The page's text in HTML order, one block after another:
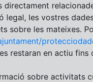
directament
legal, les vostres
sobre les mateixes.
restaran en actiu fins
sobre activitats